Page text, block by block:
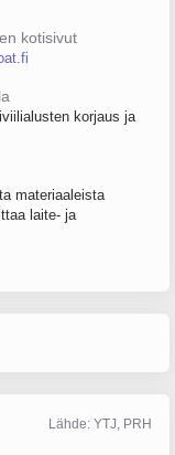
kotisivut
korjaus ja
materiaaleista
laite- ja
Lähde: YTJ, PRH